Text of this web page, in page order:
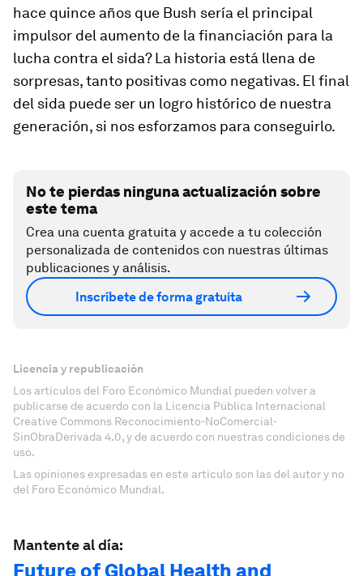
hace quince años que Bush sería el principal
impulsor del aumento de la financiación para la
lucha contra el sida? La historia está llena de
sorpresas, tanto positivas como negativas. El final
del sida puede ser un logro histórico de nuestra
generación, si nos esforzamos para conseguirlo.
No te pierdas ninguna actualización sobre
este tema
Crea una cuenta gratuita y accede a tu colección
personalizada de contenidos con nuestras últimas
publicaciones y análisis.
Inscríbete de forma gratuita
Licencia y republicación
Los artículos del Foro Económico Mundial pueden volver a
publicarse de acuerdo con la Licencia Pública Internacional
Creative Commons Reconocimiento-NoComercial-
SinObraDerivada 4.0, y de acuerdo con nuestras condiciones de
uso.
Las opiniones expresadas en este artículo son las del autor y no
del Foro Económico Mundial.
Mantente al día:
Future of Global Health and